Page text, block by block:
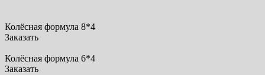
Колёсная формула 8*4
Заказать
Колёсная формула 6*4
Заказать